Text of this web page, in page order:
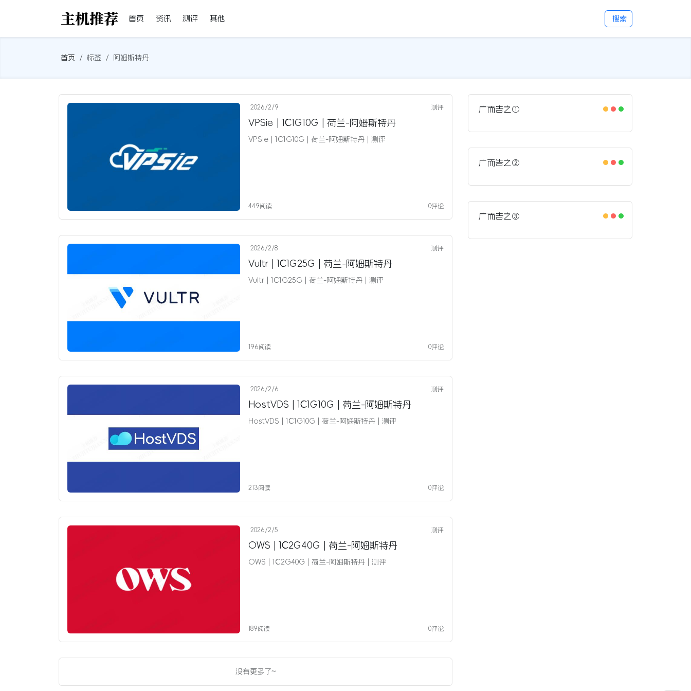
首页 资讯 测评 其他 搜索
首页 标签 阿姆斯特丹
2026/2/9 测评
VPSie | 1C1G10G | 荷兰-阿姆斯特丹
VPSie | 1C1G10G | 荷兰-阿姆斯特丹 | 测评
449阅读 0评论
2026/2/8 测评
Vultr | 1C1G25G | 荷兰-阿姆斯特丹
Vultr | 1C1G25G | 荷兰-阿姆斯特丹 | 测评
196阅读 0评论
2026/2/6 测评
HostVDS | 1C1G10G | 荷兰-阿姆斯特丹
HostVDS | 1C1G10G | 荷兰-阿姆斯特丹 | 测评
213阅读 0评论
2026/2/5 测评
OWS | 1C2G40G | 荷兰-阿姆斯特丹
OWS | 1C2G40G | 荷兰-阿姆斯特丹 | 测评
189阅读 0评论
没有更多了~
广而告之①
广而告之②
广而告之③